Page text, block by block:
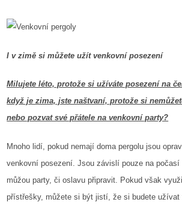
I v zimě si můžete užít venkovní posezení
Milujete léto, protože si užíváte posezení na
když je zima, jste naštvaní, protože si
nebo pozvat své přátele na venkovní party?
Mnoho lidí, pokud nemají doma pergolu jsou
venkovní posezení. Jsou závislí pouze na
můžou party, či oslavu připravit. Pokud však
přístřešky, můžete si být jistí, že si budete užívat